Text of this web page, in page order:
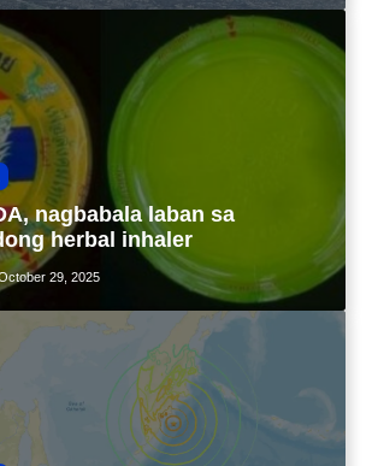
nagbabala laban sa
herbal inhaler
29, 2025